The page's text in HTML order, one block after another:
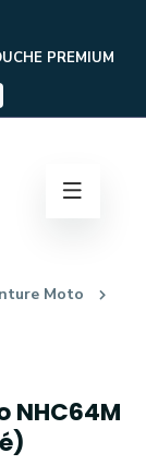
PREMIUM
Moto
NHC64M